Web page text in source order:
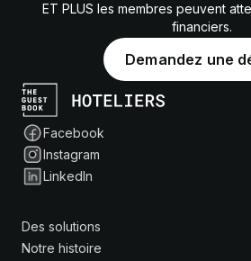
ET PLUS les membres peuvent
financiers.
Demandez une
Facebook
Instagram
LinkedIn
Des solutions
Notre histoire